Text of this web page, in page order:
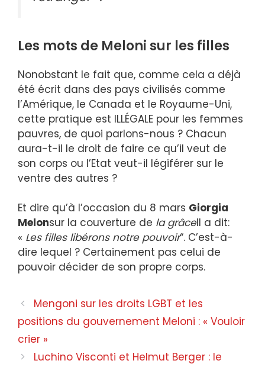
Les mots de Meloni sur les filles
Nonobstant le fait que, comme cela a déjà
été écrit dans des pays civilisés comme
l’Amérique, le Canada et le Royaume-Uni,
cette pratique est ILLÉGALE pour les femmes
pauvres, de quoi parlons-nous ? Chacun
aura-t-il le droit de faire ce qu’il veut de
son corps ou l’Etat veut-il légiférer sur le
ventre des autres ?
Et dire qu’à l’occasion du 8 mars Giorgia
Melonsur la couverture de la grâceIl a dit:
« Les filles libérons notre pouvoir“. C’est-à-
dire lequel ? Certainement pas celui de
pouvoir décider de son propre corps.
Navigation
des
articles
Mengoni sur les droits LGBT et les
positions du gouvernement Meloni : « Vouloir
crier »
Luchino Visconti et Helmut Berger : le